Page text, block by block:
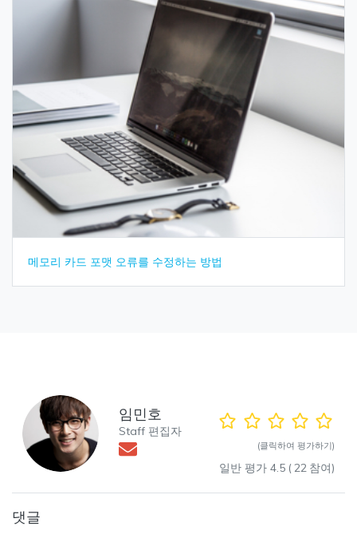
메모리 카드 포맷 오류를 수정하는 방법
임민호
Staff 편집자
(클릭하여 평가하기)
일반 평가 4.5 (22 참여)
댓글